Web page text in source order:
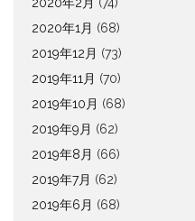
2020年1月 (68)
2019年12月 (73)
2019年11月 (70)
2019年10月 (68)
2019年9月 (62)
2019年8月 (66)
2019年7月 (62)
2019年6月 (68)